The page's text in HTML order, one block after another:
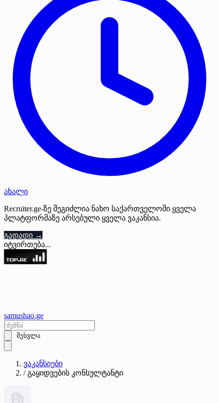
ახალი
Recruiter.ge-ზე შეგიძლია ნახო საქართველოში ყველა
პლატფორმაზე არსებული ყველა ვაკანსია.
გადადი →
იტვირთება...
samushao.ge
შესვლა
ვაკანსიები
/ გაყიდვების კონსულტანტი